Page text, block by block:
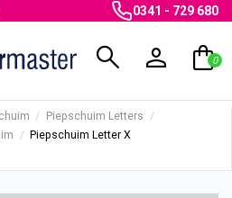
0341 - 729 680
search person shopping_bag
0
Piepschuim Letters
Piepschuim Letter X